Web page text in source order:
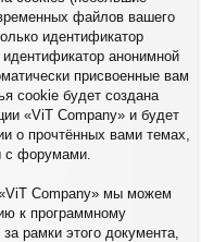
файлов вашего
идентификатор
анонимной
присвоенные вам
cookie будет создана
«ViT Company» и будет
о прочтённых вами темах,
с форумами.
Company» мы можем
к программному
рамки этого документа,